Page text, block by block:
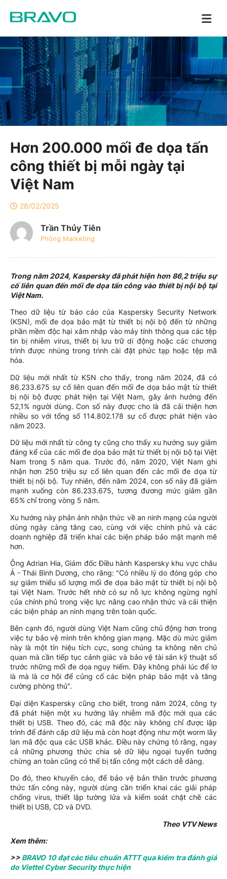
Hơn 200.000 mối đe dọa tấn
công thiết bị mỗi ngày tại
Việt Nam
28/02/2025
Trần Thủy Tiên
Phòng Marketing
Trong năm 2024, Kaspersky đã phát hiện hơn 86,2 triệu sự
cố liên quan đến mối đe dọa tấn công vào thiết bị nội bộ tại
Việt Nam.
Theo dữ liệu từ báo cáo của Kaspersky Security Network
(KSN), mối đe dọa bảo mật từ thiết bị nội bộ đến từ những
phần mềm độc hại xâm nhập vào máy tính thông qua các tệp
tin bị nhiễm virus, thiết bị lưu trữ di động hoặc các chương
trình được nhúng trong trình cài đặt phức tạp hoặc tệp mã
hóa.
Dữ liệu mới nhất từ KSN cho thấy, trong năm 2024, đã có
86.233.675 sự cố liên quan đến mối đe dọa bảo mật từ thiết
bị nội bộ được phát hiện tại Việt Nam, gây ảnh hưởng đến
52,1% người dùng. Con số này được cho là đã cải thiện hơn
nhiều so với tổng số 114.802.178 sự cố được phát hiện vào
năm 2023.
Dữ liệu mới nhất từ công ty cũng cho thấy xu hướng suy giảm
đáng kể của các mối đe dọa bảo mật từ thiết bị nội bộ tại Việt
Nam trong 5 năm qua. Trước đó, năm 2020, Việt Nam ghi
nhận hơn 250 triệu sự cố liên quan đến các mối đe dọa từ
thiết bị nội bộ. Tuy nhiên, đến năm 2024, con số này đã giảm
mạnh xuống còn 86.233.675, tương đương mức giảm gần
65% chỉ trong vòng 5 năm.
Xu hướng này phản ánh nhận thức về an ninh mạng của người
dùng ngày càng tăng cao, cùng với việc chính phủ và các
doanh nghiệp đã triển khai các biện pháp bảo mật mạnh mẽ
hơn.
Ông Adrian Hia, Giám đốc Điều hành Kaspersky khu vực châu
Á - Thái Bình Dương, cho rằng: "Có nhiều lý do đóng góp cho
sự giảm thiểu số lượng mối đe dọa bảo mật từ thiết bị nội bộ
tại Việt Nam. Trước hết nhờ có sự nỗ lực không ngừng nghỉ
của chính phủ trong việc lực nâng cao nhận thức và cải thiện
các biện pháp an ninh mạng trên toàn quốc.
Bên cạnh đó, người dùng Việt Nam cũng chủ động hơn trong
việc tự bảo vệ mình trên không gian mạng. Mặc dù mức giảm
này là một tín hiệu tích cực, song chúng ta không nên chủ
quan mà cần tiếp tục cảnh giác và bảo vệ tài sản kỹ thuật số
trước những mối đe dọa nguy hiểm. Đây không phải lúc để lơ
là mà là cơ hội để củng cố các biện pháp bảo mật và tăng
cường phòng thủ".
Đại diện Kaspersky cũng cho biết, trong năm 2024, công ty
đã phát hiện một xu hướng lây nhiễm mã độc mới qua các
thiết bị USB. Theo đó, các mã độc này không chỉ được lập
trình để đánh cắp dữ liệu mà còn hoạt động như một worm lây
lan mã độc qua các USB khác. Điều này chứng tỏ rằng, ngay
cả những phương thức chia sẻ dữ liệu ngoại tuyến tưởng
chừng an toàn cũng có thể bị tấn công một cách dễ dàng.
Do đó, theo khuyến cáo, để bảo vệ bản thân trước phương
thức tấn công này, người dùng cần triển khai các giải pháp
chống virus, thiết lập tường lửa và kiểm soát chặt chẽ các
thiết bị USB, CD và DVD.
Theo VTV News
Xem thêm:
>> BRAVO 10 đạt các tiêu chuẩn ATTT qua kiểm tra đánh giá
do Viettel Cyber Security thực hiện